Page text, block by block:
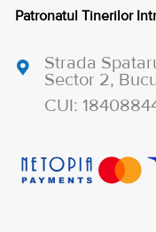
Patronatul Tinerilor
Strada
Sector 2,
CUI: